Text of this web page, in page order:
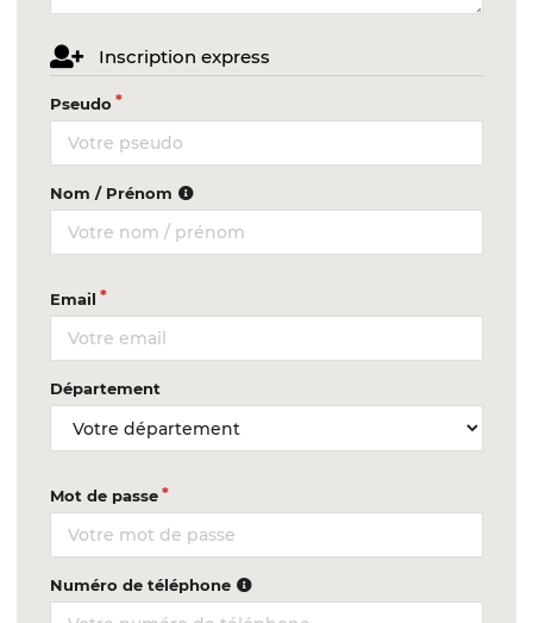
Inscription express
Pseudo
Nom / Prénom
Email
Département
Mot de passe
Numéro de téléphone